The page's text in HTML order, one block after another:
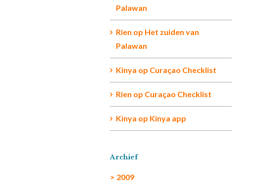
Palawan
Rien op Het zuiden van
Palawan
Kinya op Curaçao Checklist
Rien op Curaçao Checklist
Kinya op Kinya app
Archief
> 2009